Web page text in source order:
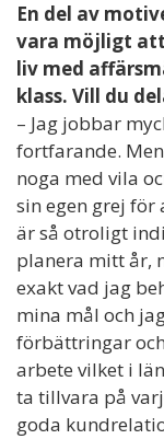
En del av
vara möjligt
liv med
klass. Vill du
– Jag jobbar
fortfarande.
noga med vila
sin egen grej för
är så otroligt
planera mitt år,
exakt vad jag
mina mål och
förbättringar
arbete vilket i
ta tillvara på
goda